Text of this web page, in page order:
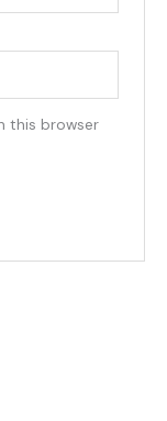
this browser